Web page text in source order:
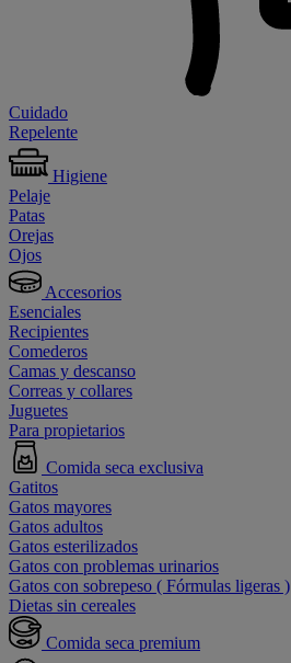
Cuidado
Repelente
Higiene
Pelaje
Patas
Orejas
Ojos
Accesorios
Esenciales
Recipientes
Comederos
Camas y descanso
Correas y collares
Juguetes
Para propietarios
Comida seca exclusiva
Gatitos
Gatos mayores
Gatos adultos
Gatos esterilizados
Gatos con problemas urinarios
Gatos con sobrepeso ( Fórmulas ligeras )
Dietas sin cereales
Comida seca premium